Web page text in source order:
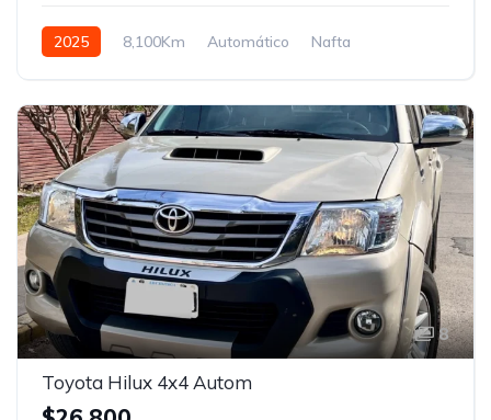
2025 8,100Km Automático
Nafta
8
Toyota Hilux 4x4 Autom